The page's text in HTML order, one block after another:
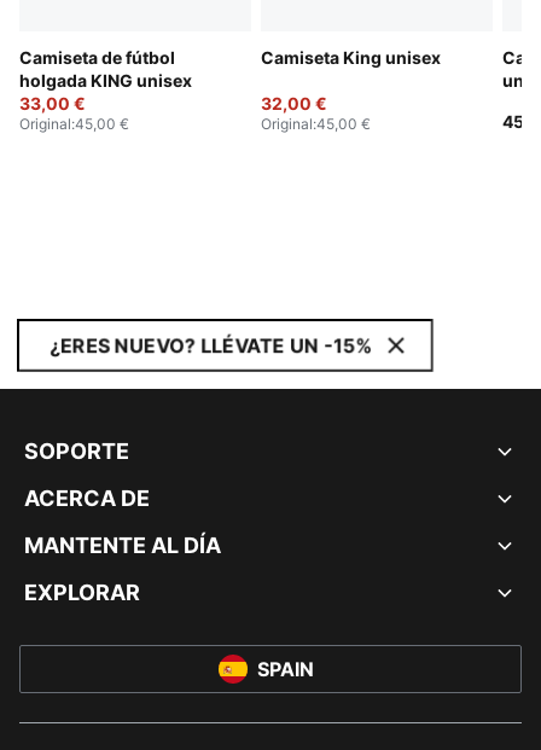
Camiseta de fútbol
holgada KING unisex
33,00 €
Original:45,00 €
Camiseta King unisex
32,00 €
Original:45,00 €
¿ERES NUEVO? LLÉVATE UN -15%
SOPORTE
ACERCA DE
MANTENTE AL DÍA
EXPLORAR
SPAIN